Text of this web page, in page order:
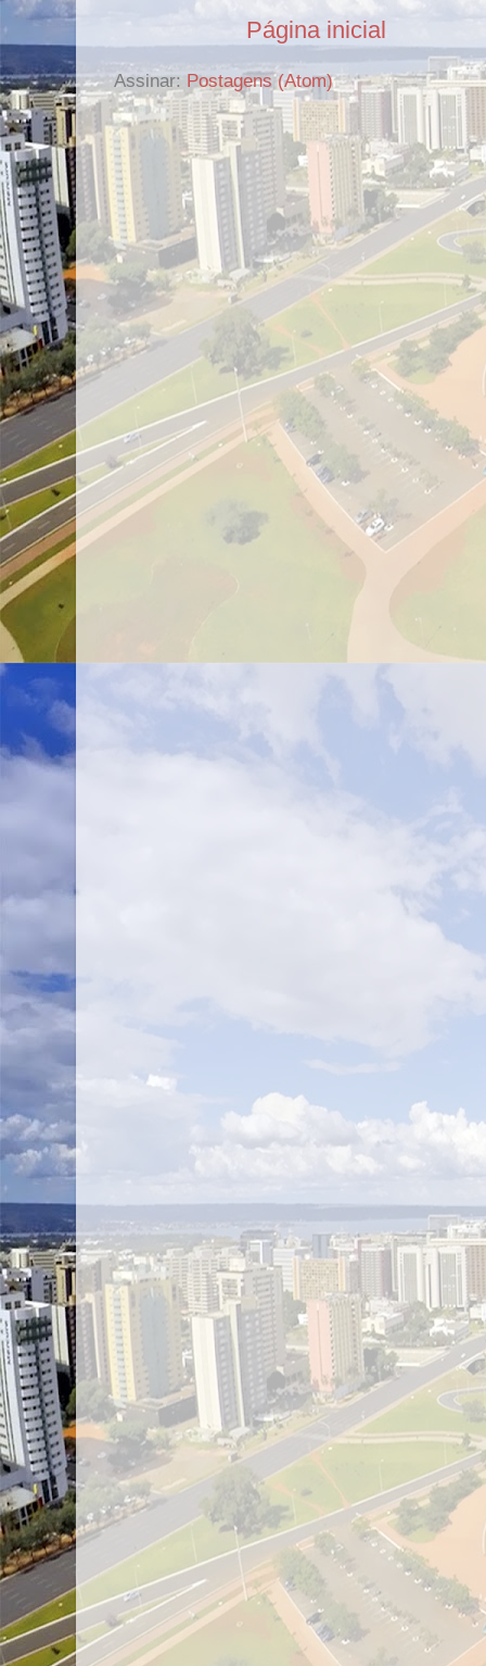
Página inicial
Assinar: Postagens (Atom)